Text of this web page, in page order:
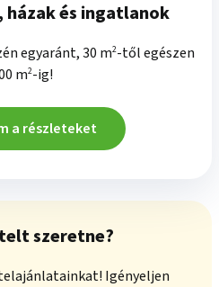
és ingatlanok
egyaránt, 30 m2-től egészen
m2-ig!
a részleteket
szeretne?
Igényeljen